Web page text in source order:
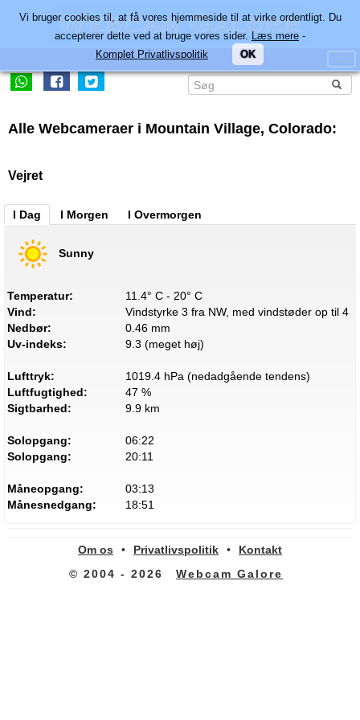
Alle Webcameraer i Mountain Village, Colorado:
Vejret
I Dag I Morgen I Overmorgen
Sunny
Temperatur:
11.4° C - 20° C
Vind:
Vindstyrke 3 fra NW, med vindstøder op til 4
Nedbør:
0.46 mm
Uv-indeks:
9.3 (meget høj)
Lufttryk:
1019.4 hPa (nedadgående tendens)
Luftfugtighed:
47 %
Sigtbarhed:
9.9 km
Solopgang:
06:22
Solopgang:
20:11
Måneopgang:
03:13
Månesnedgang:
18:51
Om os • Privatlivspolitik •
Kontakt
© 2004 - 2026
Webcam Galore
Vi bruger cookies til, at få vores hjemmeside til at virke ordentligt. Du
accepterer dette ved at bruge vores sider. Læs mere -
Komplet Privatlivspolitik
OK